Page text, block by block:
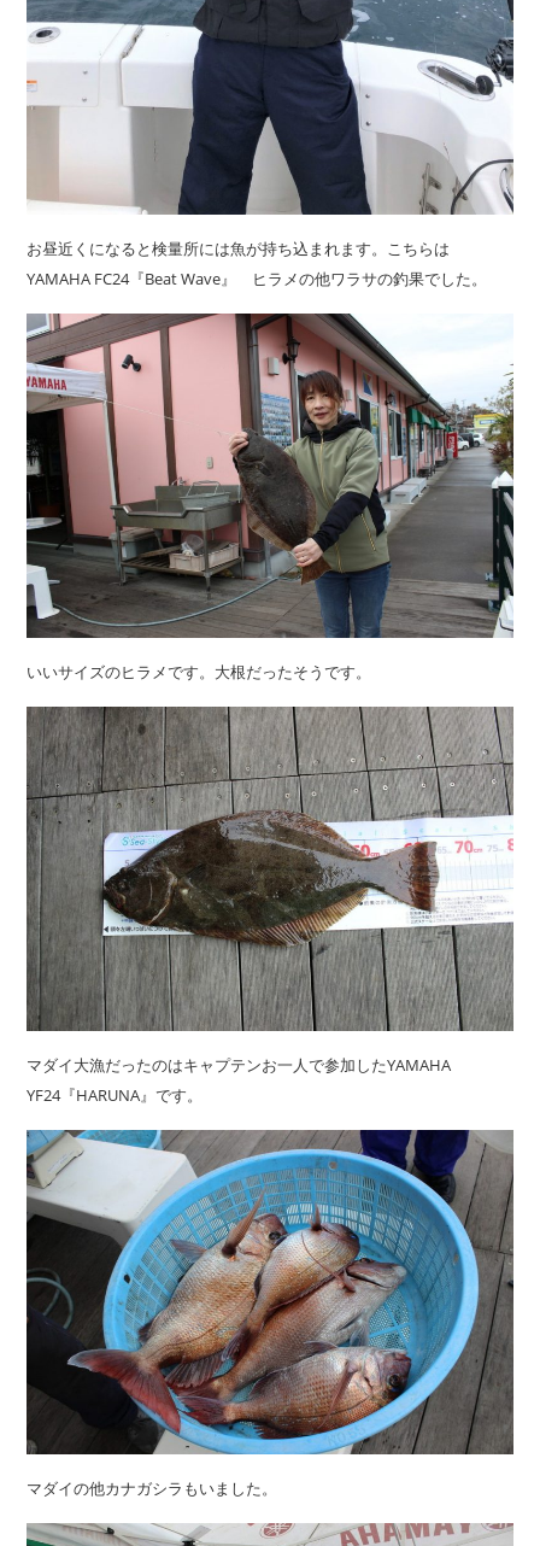
お昼近くになると検量所には魚が持ち込まれます。こちらは
YAMAHA FC24『Beat Wave』 ヒラメの他ワラサの釣果でした。
いいサイズのヒラメです。大根だったそうです。
マダイ大漁だったのはキャプテンお一人で参加したYAMAHA
YF24『HARUNA』です。
マダイの他カナガシラもいました。